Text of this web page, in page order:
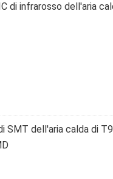
di infrarosso dell'aria
SMT dell'aria calda di